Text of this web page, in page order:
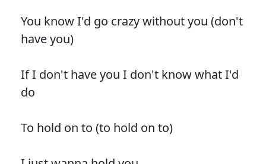
You know I'd go crazy without you (don't
have you)
If I don't have you I don't know what I'd
do
To hold on to (to hold on to)